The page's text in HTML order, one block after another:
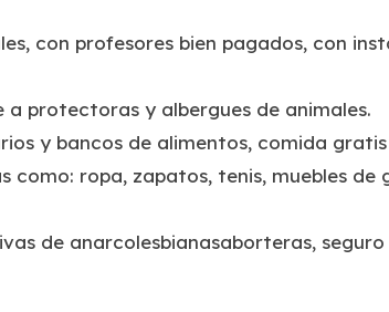
con profesores bien pagados, con
a protectoras y albergues de animales.
y bancos de alimentos, comida
como: ropa, zapatos, tenis, muebles
de anarcolesbianasaborteras, seguro